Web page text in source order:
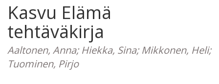
Kasvu Elämä
tehtäväkirja
Aaltonen, Anna; Hiekka, Sina; Mikkonen, Heli;
Tuominen, Pirjo